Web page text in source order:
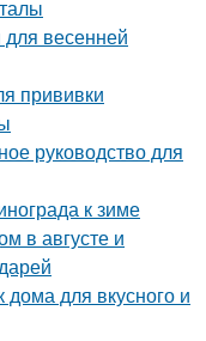
для весенней
прививки
руководство для
к зиме
в августе и
для вкусного и